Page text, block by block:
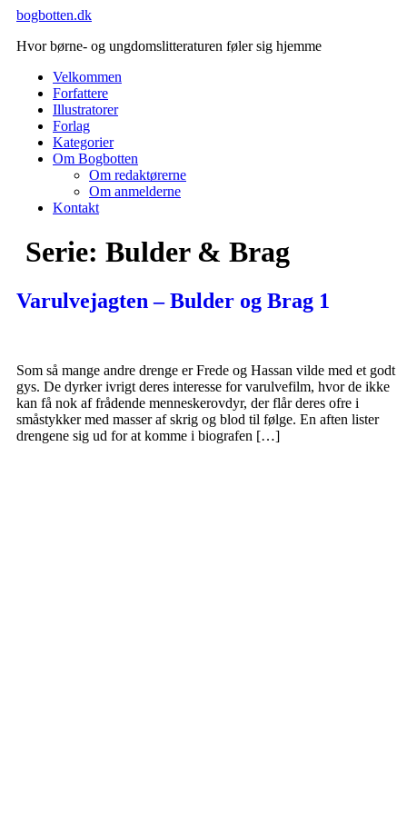
Videre
indhold
bogbotten.dk
Hvor børne- og ungdomslitteraturen føler sig hjemme
Velkommen
Forfattere
Illustratorer
Forlag
Kategorier
Om Bogbotten
Om redaktørerne
Om anmelderne
Kontakt
Serie: Bulder & Brag
Varulvejagten – Bulder og Brag 1
Som så mange andre drenge er Frede og Hassan vilde med et godt
gys. De dyrker ivrigt deres interesse for varulvefilm, hvor de ikke
kan få nok af frådende menneskerovdyr, der flår deres ofre i
småstykker med masser af skrig og blod til følge. En aften lister
drengene sig ud for at komme i biografen […]